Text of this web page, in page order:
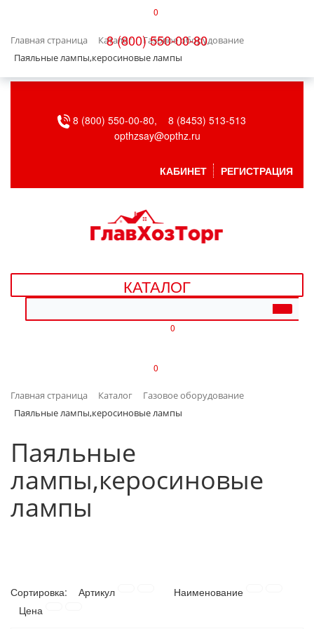
0
8 (800) 550-00-80
Главная страница Каталог
Газовое оборудование
Паяльные лампы,керосиновые лампы
БЫТОВАЯ ТЕХНИКА
ВЕНТИЛЯЦИЯ
ДАЧА, САД И ОГОРОД
ДЕТСКИЕ ТОВАРЫ
ИНТЕРЬЕР
КЛИМАТИЧЕСКАЯ ТЕХНИКА
КРЕПЕЖ И СКОБЯНЫЕ ИЗДЕЛИЯ
ПОСУДА
8 (800) 550-00-80,
8 (8453) 513-513
opthzsay@opthz.ru
КАБИНЕТ РЕГИСТРАЦИЯ
КАТАЛОГ
0
0
Главная страница Каталог
Газовое оборудование
Паяльные лампы,керосиновые лампы
Паяльные
лампы,керосиновые
лампы
Сортировка: Артикул
Наименование
Цена